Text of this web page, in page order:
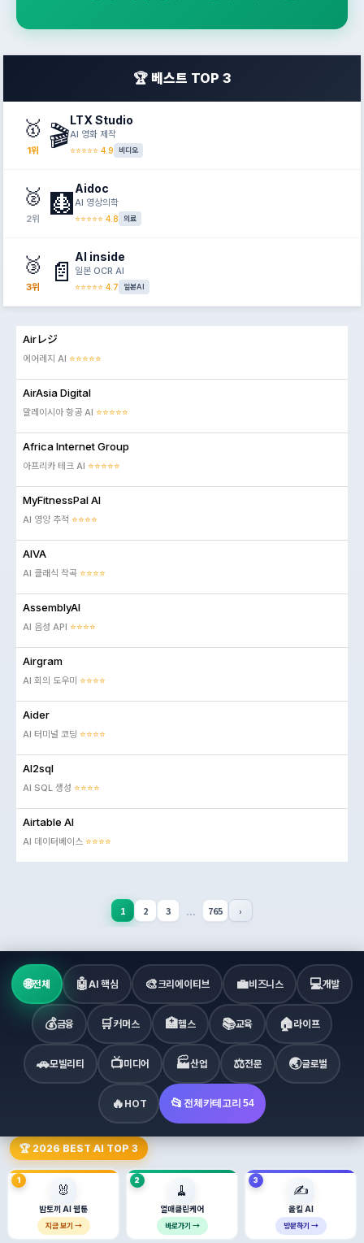
🏆 베스트 TOP 3
🥇
1위 🎬LTX Studio
AI 영화 제작
⭐⭐⭐⭐⭐ 4.9 비디오
🥈
2위 🩻 Aidoc
AI 영상의학
⭐⭐⭐⭐⭐ 4.8 의료
🥉
3위 📄 AI inside
일본 OCR AI
⭐⭐⭐⭐⭐ 4.7 일본AI
Airレジ
에어레지 AI ⭐⭐⭐⭐⭐
AirAsia Digital
말레이시아 항공 AI ⭐⭐⭐⭐⭐
Africa Internet Group
아프리카 테크 AI ⭐⭐⭐⭐⭐
MyFitnessPal AI
AI 영양 추적 ⭐⭐⭐⭐
AIVA
AI 클래식 작곡 ⭐⭐⭐⭐
AssemblyAI
AI 음성 API ⭐⭐⭐⭐
Airgram
AI 회의 도우미 ⭐⭐⭐⭐
Aider
AI 터미널 코딩 ⭐⭐⭐⭐
AI2sql
AI SQL 생성 ⭐⭐⭐⭐
Airtable AI
AI 데이터베이스 ⭐⭐⭐⭐
1 2 3 ... 765 ›
🌐전체 🤖AI 핵심 🎨크리에이티브 💼비즈니스 💻개발
💰금융 🛒커머스 🏥헬스 📚교육 🏠라이프
🚗모빌리티 📺미디어 🏭산업 ⚖️전문 🌏글로벌
🔥 HOT 📂 전체카테고리 54
🏆 2026 BEST AI TOP 3
1
🐰
밤토끼 AI 웹툰
지금 보기 →
2
🧹
열매클린케어
바로가기 →
3
✍️
올킬 AI
방문하기 →